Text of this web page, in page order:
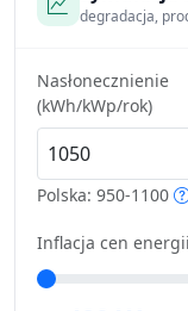
degradacja,
Nasłonecznienie
(kWh/kWp/rok)
Polska: 950-1100
Inflacja cen